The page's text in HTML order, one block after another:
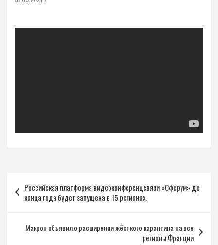
по
записям
Российская платформа видеоконференцсвязи «Сферум» до
конца года будет запущена в 15 регионах.
Макрон объявил о расширении жёсткого карантина на все
регионы Франции